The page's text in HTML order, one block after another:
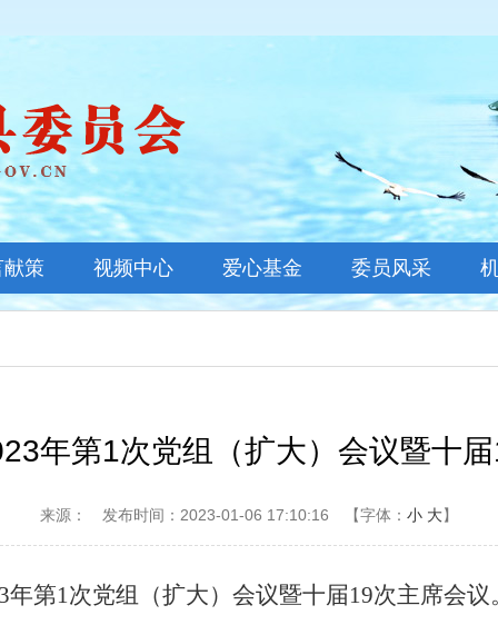
献策 视频中心 爱心基金
善款公示
委员风采
年第1次党组（扩大）会议暨十
来源： 发布时间：2023-01-06 17:10:16 【字体： 小 大】
年第1次党组（扩大）会议暨十届19次主席会